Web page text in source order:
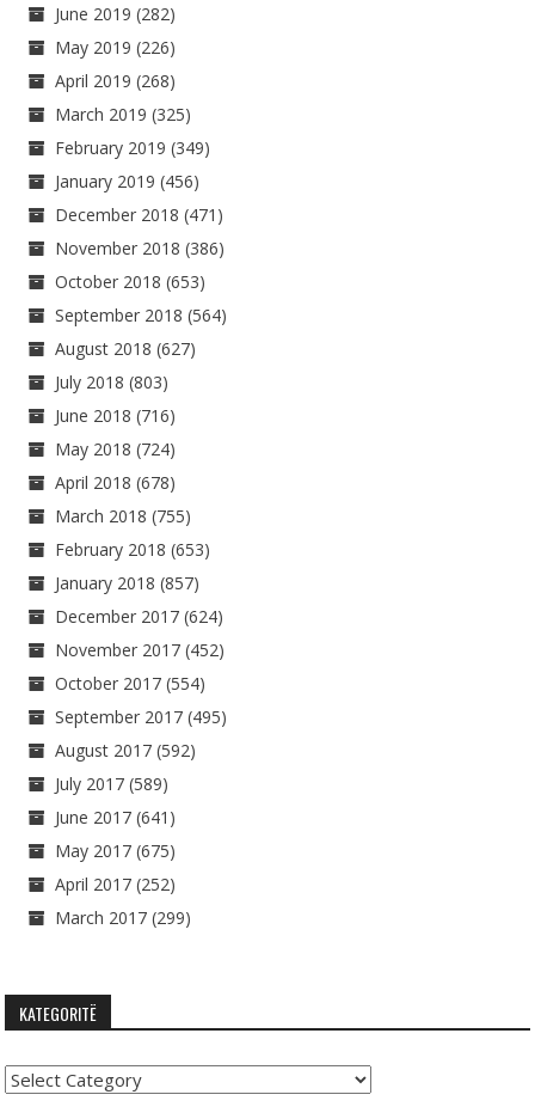
June 2019 (282)
May 2019 (226)
April 2019 (268)
March 2019 (325)
February 2019 (349)
January 2019 (456)
December 2018 (471)
November 2018 (386)
October 2018 (653)
September 2018 (564)
August 2018 (627)
July 2018 (803)
June 2018 (716)
May 2018 (724)
April 2018 (678)
March 2018 (755)
February 2018 (653)
January 2018 (857)
December 2017 (624)
November 2017 (452)
October 2017 (554)
September 2017 (495)
August 2017 (592)
July 2017 (589)
June 2017 (641)
May 2017 (675)
April 2017 (252)
March 2017 (299)
KATEGORITË
Kategoritë